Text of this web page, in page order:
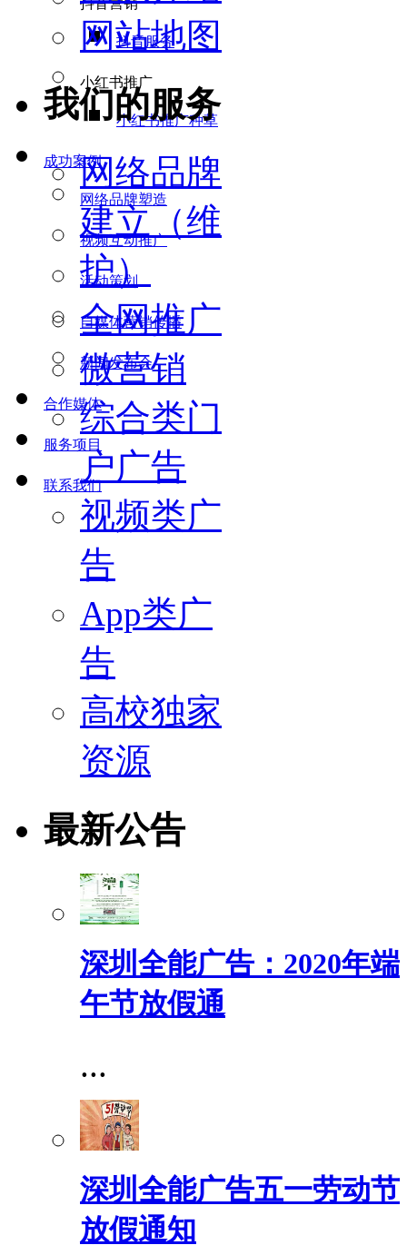
抖音营销
抖音服务
小红书推广
小红书推广种草
成功案例
网络品牌塑造
视频互动推广
活动策划
自媒体营销传播
新闻发布会
合作媒体
服务项目
联系我们
网站地图
我们的服务
网络品牌
建立（维
护）
全网推广
微营销
综合类门
户广告
视频类广
告
App类广
告
高校独家
资源
最新公告
深圳全能广告：2020年端
午节放假通
...
深圳全能广告五一劳动节
放假通知